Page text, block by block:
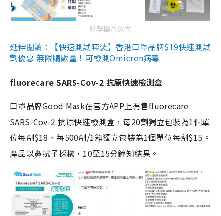
點擊圖片放大
延伸閱讀：【快速測試套裝】香港口罩品牌$19快速測試
劑優惠 無限購數量！可檢測Omicron病毒
fluorecare SARS-Cov-2 抗原快速檢測盒
口罩品牌Good Mask在官方APP上有售fluorecare
SARS-Cov-2 抗原快速檢測盒，每20劑獨立包裝為1個單
位每劑$18、每500劑/1箱獨立包裝為1個單位每劑$15。
產品以鼻拭子採樣，10至15分鐘知結果。